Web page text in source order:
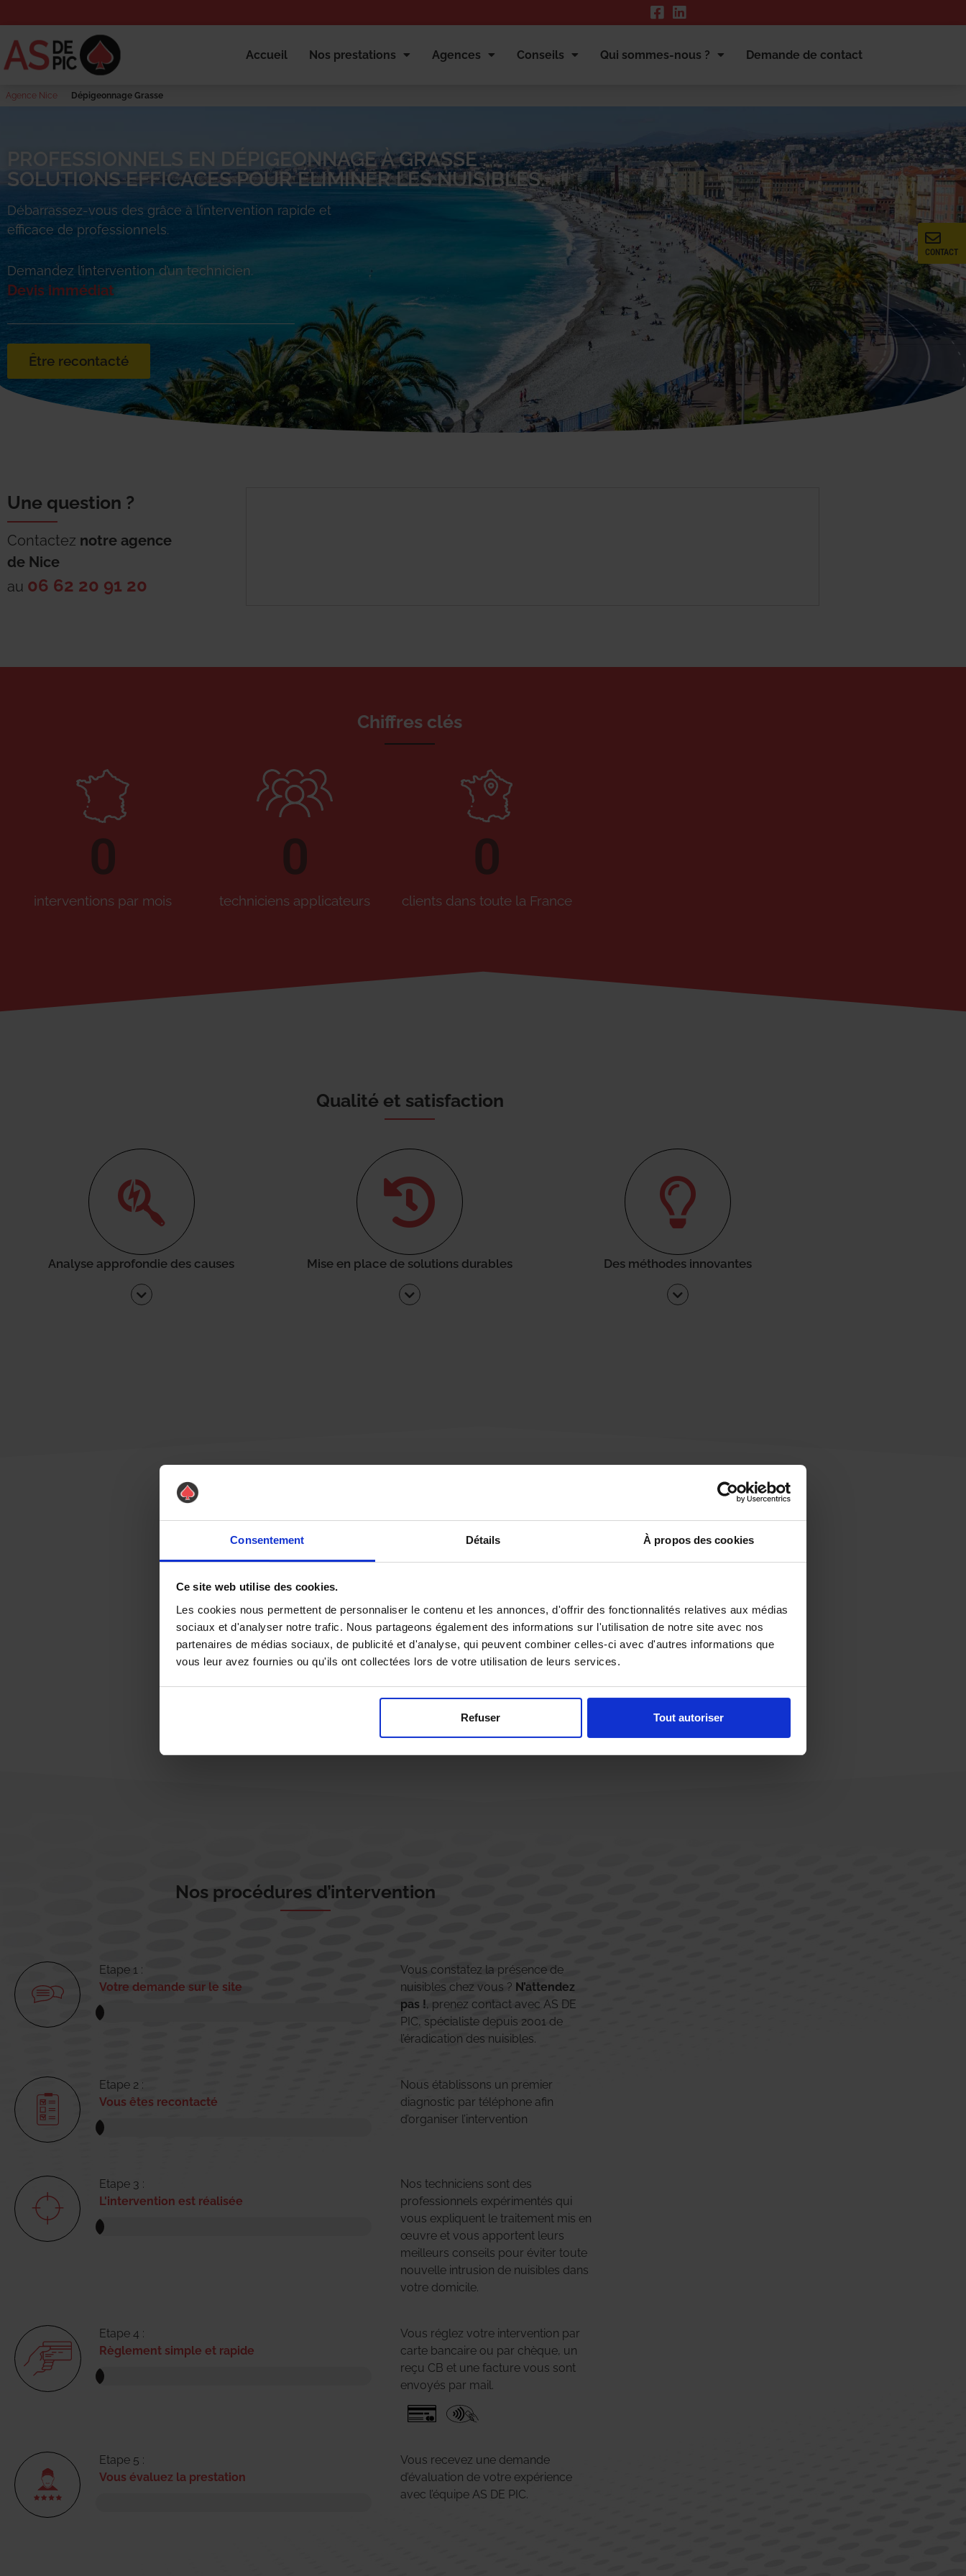
Consentement Détails À propos des cookies
Ce site web utilise des cookies.
Les cookies nous permettent de personnaliser le contenu et les annonces, d'offrir des fonctionnalités relatives aux médias
sociaux et d'analyser notre trafic. Nous partageons également des informations sur l'utilisation de notre site avec nos
partenaires de médias sociaux, de publicité et d'analyse, qui peuvent combiner celles-ci avec d'autres informations que
vous leur avez fournies ou qu'ils ont collectées lors de votre utilisation de leurs services.
Refuser Tout autoriser
Accueil Nos prestations Agences Conseils Qui sommes-nous ? Demande de contact
Agence Nice Dépigeonnage Grasse
CONTACT
PROFESSIONNELS EN DÉPIGEONNAGE À GRASSE :
SOLUTIONS EFFICACES POUR ÉLIMINER LES NUISIBLES.
Débarrassez-vous des grâce à l’intervention rapide et
efficace de professionnels.
Demandez l’intervention d’un technicien.
Devis immédiat
Être recontacté
Une question ?
Contactez notre agence
de Nice
au 06 62 20 91 20
Chiffres clés
interventions par mois
0
techniciens applicateurs
0
clients dans toute la France
0
Qualité et satisfaction
Analyse approfondie des causes Mise en place de solutions durables Des méthodes innovantes
Une urgence ?
Vous souhaitez être
Nos procédures d’intervention
Etape 1 :
Votre demande sur le site
Vous constatez la présence de
nuisibles chez vous ? N’attendez
pas !, prenez contact avec AS DE
PIC, spécialiste depuis 2001 de
l’éradication des nuisibles.
Etape 2 :
Vous êtes recontacté
Nous établissons un premier
diagnostic par téléphone afin
d’organiser l’intervention
Etape 3 :
L'intervention est réalisée
Nos techniciens sont des
professionnels expérimentés qui
vous expliquent le traitement mis en
œuvre et vous apportent leurs
meilleurs conseils pour éviter toute
nouvelle intrusion de nuisibles dans
votre domicile.
Etape 4 :
Règlement simple et rapide
Vous réglez votre intervention par
carte bancaire ou par chèque, un
reçu CB et une facture vous sont
envoyés par mail.
Etape 5 :
Vous évaluez la prestation
Vous recevez une demande
d’évaluation de votre expérience
avec l’équipe AS DE PIC.